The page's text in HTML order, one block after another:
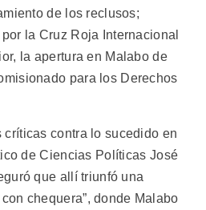
de los reclusos;
la Cruz Roja Internacional
la apertura en Malabo de
para los Derechos
críticas contra lo sucedido en
de Ciencias Políticas José
que allí triunfó una
chequera”, donde Malabo